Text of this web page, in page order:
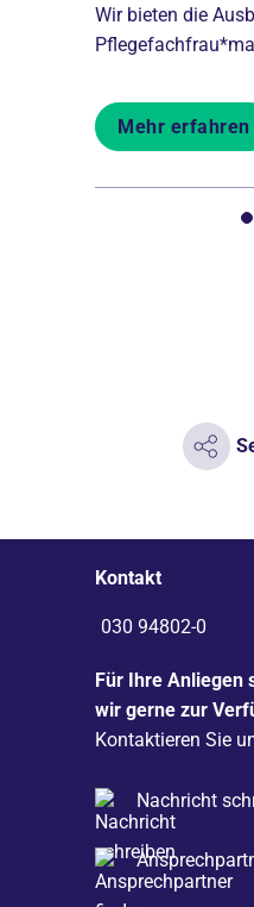
Wir bieten die
Mehr erfahren
Kontakt
030 94802-0
Für Ihre Anliegen
wir gerne zur
Kontaktieren Sie
Nachricht